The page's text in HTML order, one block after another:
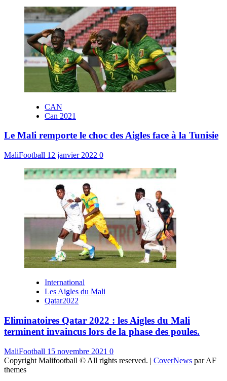
CAN
Can 2021
Le Mali remporte le choc des Aigles face à la Tunisie
MaliFootball 12 janvier 2022 0
International
Les Aigles du Mali
Qatar2022
Eliminatoires Qatar 2022 : les Aigles du Mali
terminent invaincus lors de la phase des poules.
MaliFootball 15 novembre 2021 0
Copyright Malifootball © All rights reserved. | CoverNews par AF
themes